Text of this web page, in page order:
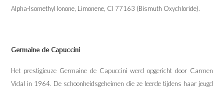
Alpha-Isomethyl Ionone, Limonene, CI 77163 (Bismuth Oxychloride).
Germaine de Capuccini
Het prestigieuze Germaine de Capuccini werd opgericht door Carmen
Vidal in 1964. De schoonheidsgeheimen die ze leerde tijdens haar jeugd